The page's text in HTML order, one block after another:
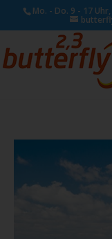
Mo. - Do. 9 - 17